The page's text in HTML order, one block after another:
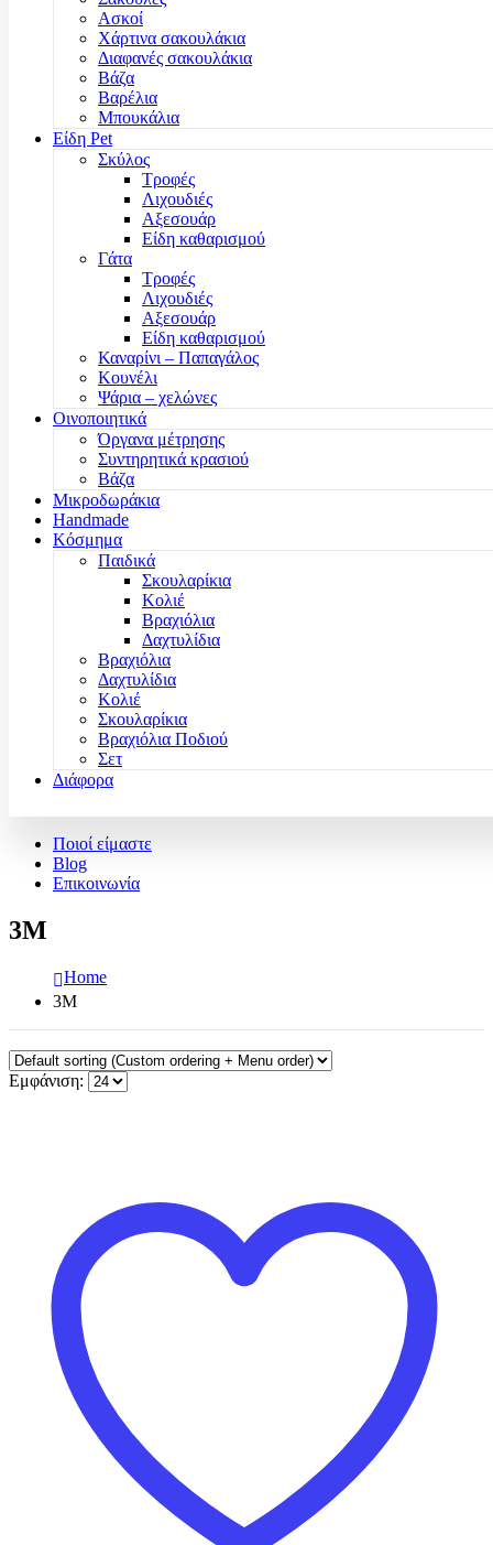
Ασκοί
Χάρτινα σακουλάκια
Διαφανές σακουλάκια
Βάζα
Βαρέλια
Μπουκάλια
Είδη Pet
Σκύλος
Τροφές
Λιχουδιές
Αξεσουάρ
Είδη καθαρισμού
Γάτα
Τροφές
Λιχουδιές
Αξεσουάρ
Είδη καθαρισμού
Καναρίνι – Παπαγάλος
Κουνέλι
Ψάρια – χελώνες
Οινοποιητικά
Όργανα μέτρησης
Συντηρητικά κρασιού
Βάζα
Μικροδωράκια
Handmade
Κόσμημα
Παιδικά
Σκουλαρίκια
Κολιέ
Βραχιόλια
Δαχτυλίδια
Βραχιόλια
Δαχτυλίδια
Κολιέ
Σκουλαρίκια
Βραχιόλια Ποδιού
Σετ
Διάφορα
Ποιοί είμαστε
Blog
Επικοινωνία
3Μ
Home
3Μ
Εμφάνιση: